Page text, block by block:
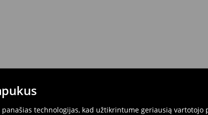
technologijas, kad užtikrintume geriausią